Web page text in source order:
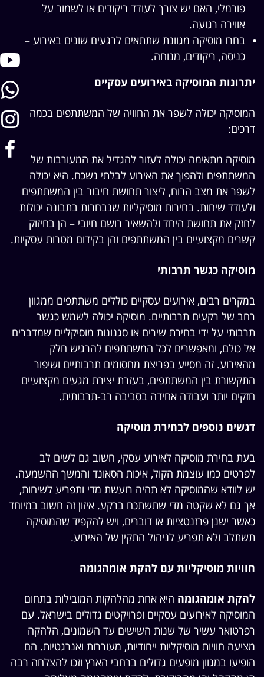
פורמלי, האם יש צורך לעודד ריקודים או לשמור על
אווירה רגועה.
בחרו מוסיקה מגוונת שתתאים לרגעים שונים באירוע –
כניסה, ריקודים, מנוחה.
יתרונות המוסיקה באירועים עסקיים
המוסיקה יכולה לשפר את החוויה של המשתתפים בכמה
דרכים:
מוסיקה מתאימה יכולה לעזור להגדיל את המעורבות של
המשתתפים ולהפוך את האירוע לבלתי נשכח. היא יכולה
לשפר את מצב הרוח, ליצור תחושת חיבור בין המשתתפים
ולעודד שיחות. בחירות מוסיקליות שנבחרות בתבונה יכולות
לחזק את תחושת היחד ולהשאיר רושם חיובי – הן בחיזוק
קשרים מקצועיים בין המשתתפים והן בקידום מטרות עסקיות.
מוסיקה כגשר תרבותי
במקרים רבים, אירועים עסקיים כוללים משתתפים ממגוון
רחב של רקעים תרבותיים. מוסיקה יכולה לשמש כגשר
תרבותי על ידי בחירת שירים או סגנונות מוסיקליים שמדברים
אל כולם, ומאפשרים לכל המשתתפים להרגיש חלק
מהאירוע. זה מסייע בפריצת מחסומים תרבותיים ושיפור
התקשורת בין המשתתפים, בעזרת יצירת מגעים מקצועיים
חזקים יותר ועבודה אחידה בסביבה רב-תרבותית.
דגשים נוספים לבחירת מוסיקה
בעת בחירת מוסיקה לאירוע עסקי, חשוב גם לשים לב
לפרטים כמו עוצמת הקול, איכות הסאונד והמשך ההשמעה.
יש לוודא שהמוסיקה לא תהיה רועשת מדי ותפריע לשיחות,
אך גם לא שקטה מדי שתשתכח ברקע. איזון זה חשוב במיוחד
כאשר ישנן פרזנטציות או דוברים, ויש להקפיד שהמוסיקה
תשתלב ולא תפריע לניהול התקין של האירוע.
חוויות מוסיקליות עם להקת אומהגומה
להקת אומהגומה היא אחת מהלהקות המובילות בתחום
המוסיקה לאירועים עסקיים ופרויקטים גדולים בישראל. עם
רפרטואר עשיר של שנות השישים עד השמונים, הלהקה
מציעה חוויות מוסיקליות ייחודיות, מעוררות ואנרגטיות. הם
הופיעו במגוון מופעים גדולים ברחבי הארץ וזכו להצלחה רבה